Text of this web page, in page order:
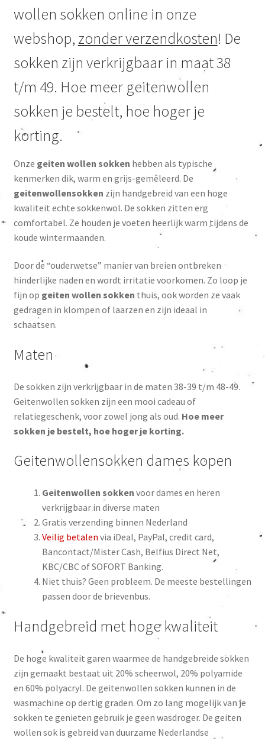
wollen sokken online in onze
webshop, zonder verzendkosten! De
sokken zijn verkrijgbaar in maat 38
t/m 49. Hoe meer geitenwollen
sokken je bestelt, hoe hoger je
korting.
Onze geiten wollen sokken hebben als typische
kenmerken dik, warm en grijs-gemêleerd. De
geitenwollensokken zijn handgebreid van een hoge
kwaliteit echte sokkenwol. De sokken zitten erg
comfortabel. Ze houden je voeten heerlijk warm tijdens de
koude wintermaanden.
Door de “ouderwetse” manier van breien ontbreken
hinderlijke naden en wordt irritatie voorkomen. Zo loop je
fijn op geiten wollen sokken thuis, ook worden ze vaak
gedragen in klompen of laarzen en zijn ideaal in
schaatsen.
Maten
De sokken zijn verkrijgbaar in de maten 38-39 t/m 48-49.
Geitenwollen sokken zijn een mooi cadeau of
relatiegeschenk, voor zowel jong als oud. Hoe meer
sokken je bestelt, hoe hoger je korting.
Geitenwollensokken dames kopen
Geitenwollen sokken voor dames en heren
verkrijgbaar in diverse maten
Gratis verzending binnen Nederland
Veilig betalen via iDeal, PayPal, credit card,
Bancontact/Mister Cash, Belfius Direct Net,
KBC/CBC of SOFORT Banking.
Niet thuis? Geen probleem. De meeste bestellingen
passen door de brievenbus.
Handgebreid met hoge kwaliteit
De hoge kwaliteit garen waarmee de handgebreide sokken
zijn gemaakt bestaat uit 20% scheerwol, 20% polyamide
en 60% polyacryl. De geitenwollen sokken kunnen in de
wasmachine op dertig graden. Om zo lang mogelijk van je
sokken te genieten gebruik je geen wasdroger. De geiten
wollen sok is gebreid van duurzame Nederlandse